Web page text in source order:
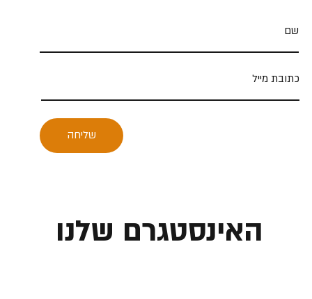
שליחה
האינסטגרם שלנו